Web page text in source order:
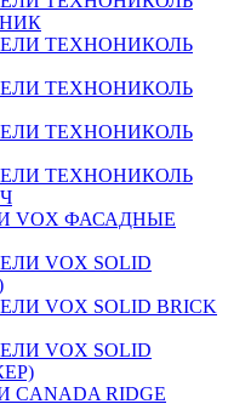
ТЕХНОНИКОЛЬ
ТЕХНОНИКОЛЬ
ТЕХНОНИКОЛЬ
ТЕХНОНИКОЛЬ
ФАСАДНЫЕ
VOX SOLID
VOX SOLID BRICK
VOX SOLID